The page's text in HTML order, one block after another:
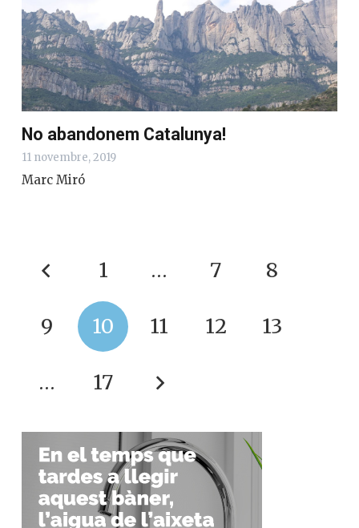
No abandonem Catalunya!
11 novembre, 2019
Marc Miró
1 … 7 8
9 10 11 12 13
… 17